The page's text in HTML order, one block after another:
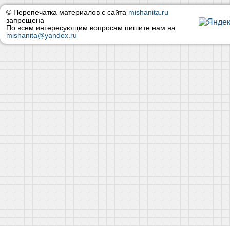
© Перепечатка материалов с сайта mishanita.ru
запрещена
По всем интересующим вопросам пишите нам на
mishanita@yandex.ru